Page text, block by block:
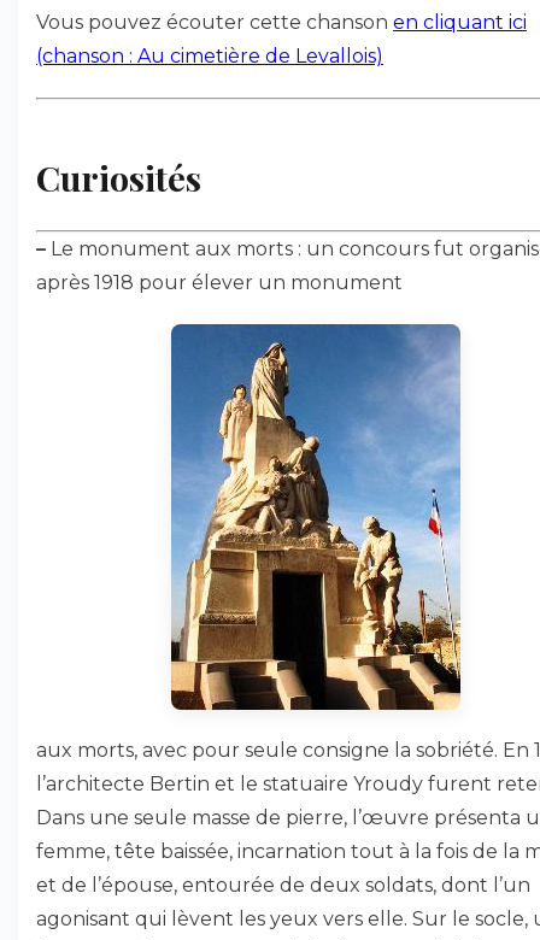
Vous pouvez écouter cette chanson en cliquant ici
(chanson : Au cimetière de Levallois)
Curiosités
– Le monument aux morts : un concours fut
après 1918 pour élever un monument
aux morts, avec pour seule consigne la sobriété. En
l’architecte Bertin et le statuaire Yroudy furent
Dans une seule masse de pierre, l’œuvre présenta
femme, tête baissée, incarnation tout à la fois de la
et de l’épouse, entourée de deux soldats, dont l’un
agonisant qui lèvent les yeux vers elle. Sur le socle,